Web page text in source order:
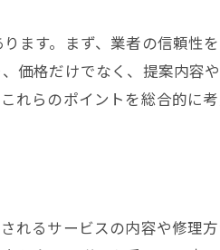
ます。まず、業者の信頼性
価格だけでなく、提案内容
れらのポイントを総合的に
れるサービスの内容や修理